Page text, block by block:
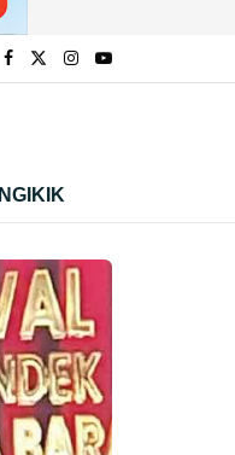
NGIKIK